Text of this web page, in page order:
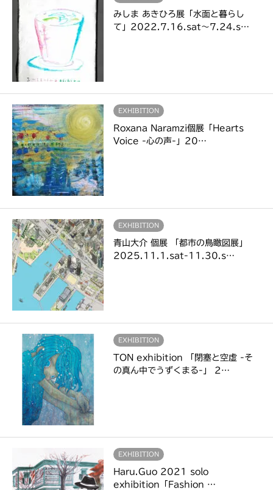
みしま あきひろ展「水面と暮らし
て」2022.7.16.sat～7.24.s…
EXHIBITION
Roxana Naramzi個展「Hearts
Voice -心の声-」20…
EXHIBITION
青山大介 個展 「都市の鳥瞰図展」
2025.11.1.sat-11.30.s…
EXHIBITION
TON exhibition 「閉塞と空虚 -そ
の真ん中でうずくまる-」 2…
EXHIBITION
Haru.Guo 2021 solo
exhibition「Fashion …